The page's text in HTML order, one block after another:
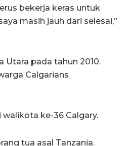
bekerja keras untuk
masih jauh dari selesai,”
pada tahun 2010.
Calgarians
ke-36 Calgary.
tua asal Tanzania.